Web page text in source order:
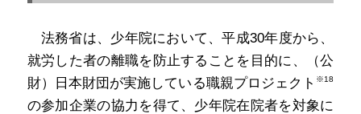
法務省は、少年院において、平成30年度から、
就労した者の離職を防止することを目的に、（公
財）日本財団が実施している職親プロジェクト ※18
の参加企業の協力を得て、少年院在院者を対象に